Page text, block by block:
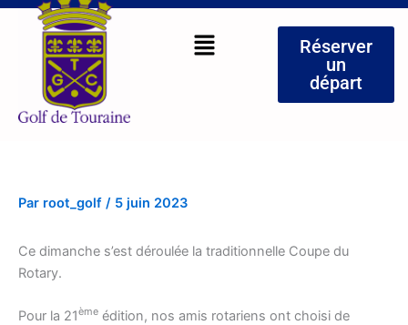
Menu
Réserver
un
départ
Par root_golf / 5 juin 2023
Ce dimanche s’est déroulée la traditionnelle Coupe du
Rotary.
Pour la 21ème édition, nos amis rotariens ont choisi de